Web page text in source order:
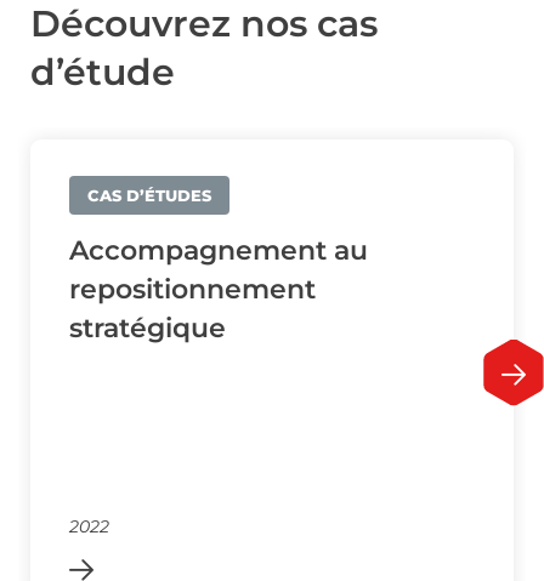
Découvrez nos cas
d’étude
CAS D’ÉTUDES
Accompagnement au
repositionnement
stratégique
2022